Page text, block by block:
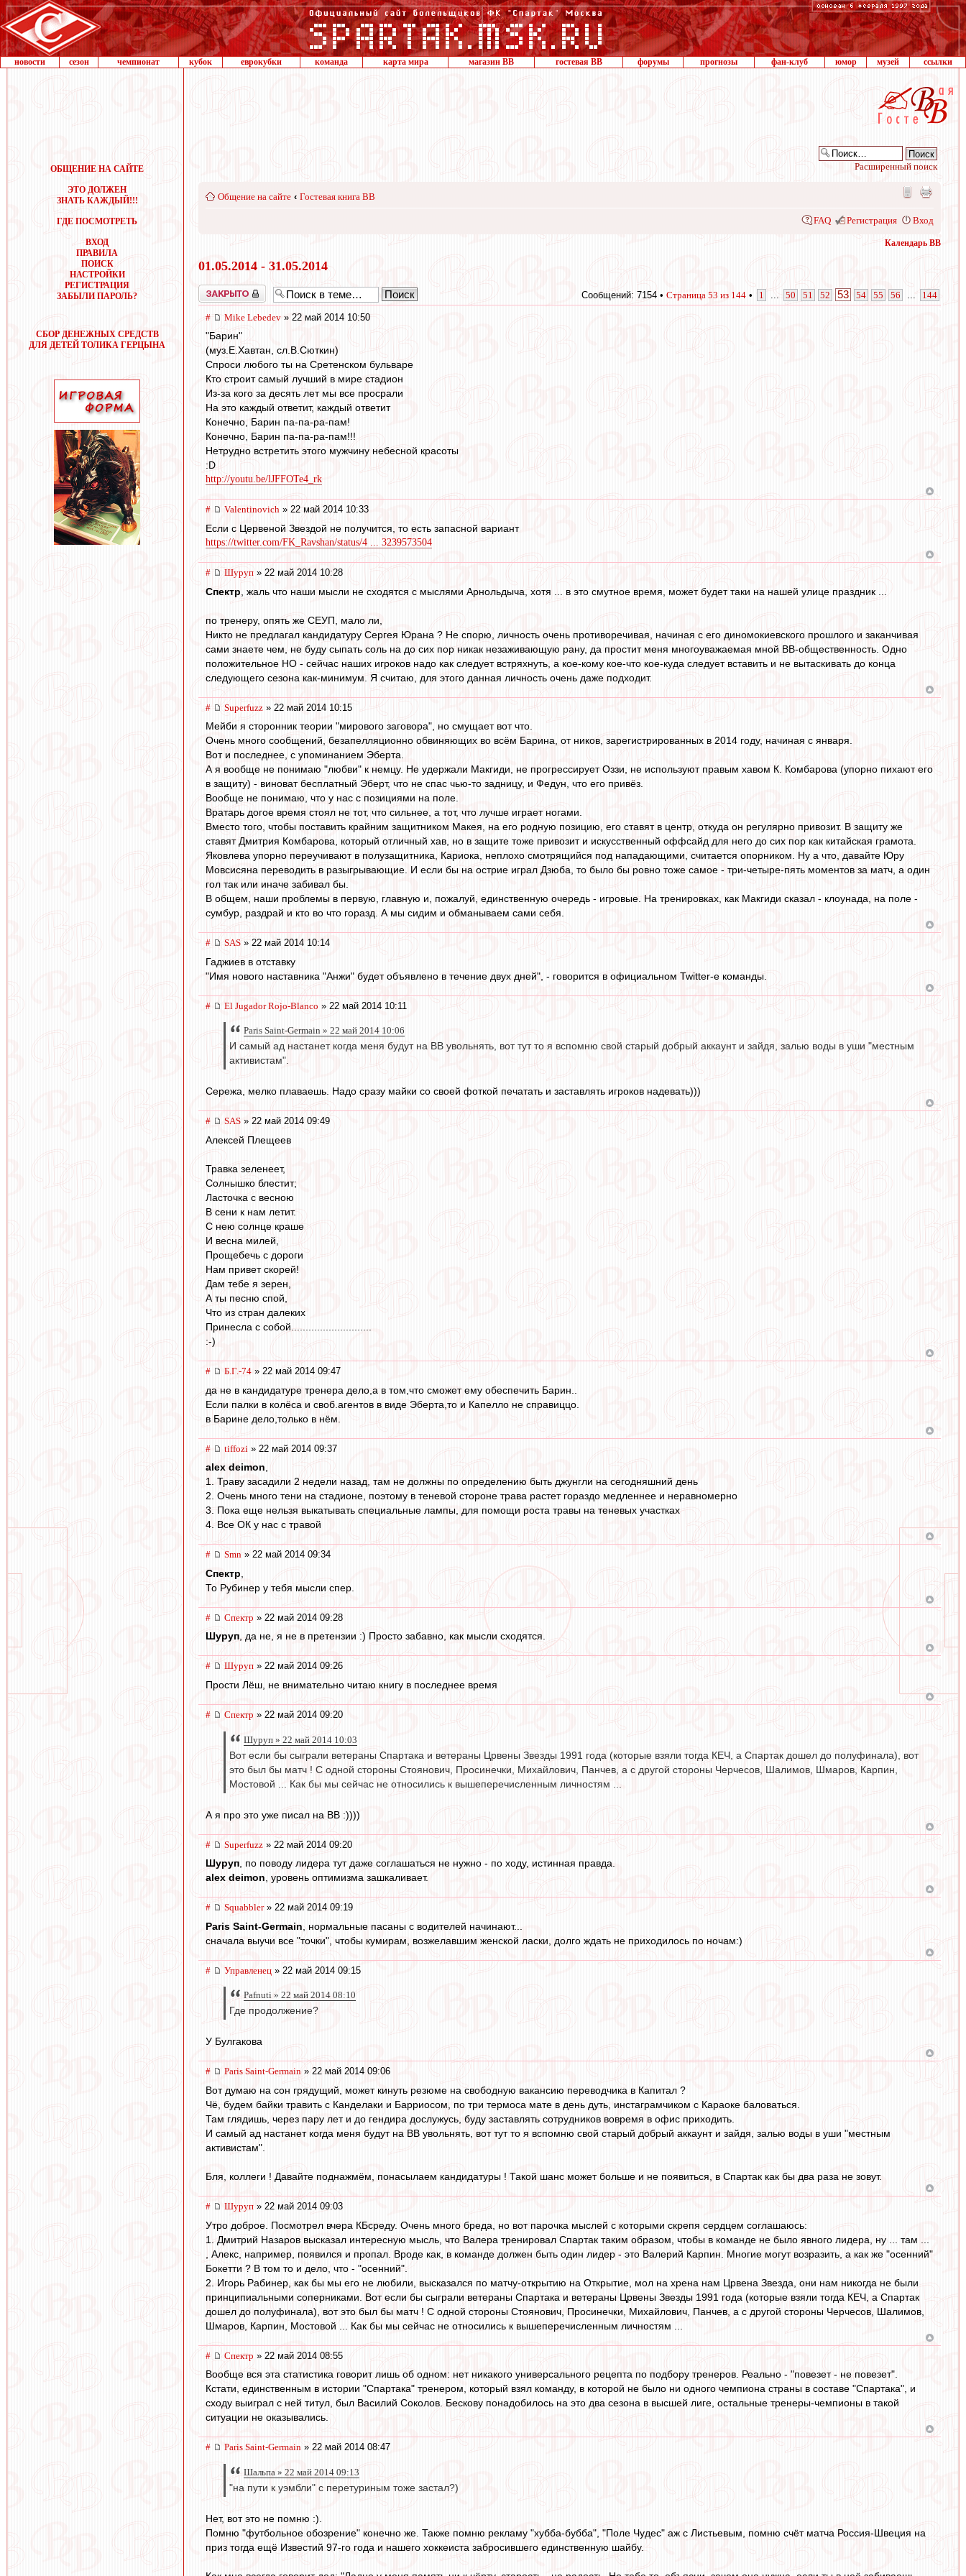
новости сезон чемпионат кубок еврокубки команда карта мира магазин ВВ гостевая ВВ форумы прогнозы фан-клуб юмор музей ссылки
ОБЩЕНИЕ НА САЙТЕ
ЭТО ДОЛЖЕН
ЗНАТЬ КАЖДЫЙ!!!
ГДЕ ПОСМОТРЕТЬ
ВХОД
ПРАВИЛА
ПОИСК
НАСТРОЙКИ
РЕГИСТРАЦИЯ
ЗАБЫЛИ ПАРОЛЬ?
СБОР ДЕНЕЖНЫХ СРЕДСТВ
ДЛЯ ДЕТЕЙ ТОЛИКА ГЕРЦЫНА
Расширенный поиск
Общение на сайте ‹ Гостевая книга ВВ
FAQ Регистрация Вход
Календарь ВВ
01.05.2014 - 31.05.2014
Закрыто Сообщений: 7154 • Страница 53 из 144 • 1 50 51 52 53 54 55 56 144
# Mike Lebedev » 22 май 2014 10:50
"Барин"
(муз.Е.Хавтан, сл.В.Сюткин)
Спроси любого ты на Сретенском бульваре
Кто строит самый лучший в мире стадион
Из-за кого за десять лет мы все просрали
На это каждый ответит, каждый ответит
Конечно, Барин па-па-ра-пам!
Конечно, Барин па-па-ра-пам!!!
Нетрудно встретить этого мужчину небесной красоты
:D
http://youtu.be/lJFFOTe4_rk
# Valentinovich » 22 май 2014 10:33
Если с Цервеной Звездой не получится, то есть запасной вариант
https://twitter.com/FK_Ravshan/status/4 ... 3239573504
# Шуруп » 22 май 2014 10:28
Спектр , жаль что наши мысли не сходятся с мыслями Арнольдыча, хотя ... в это смутное время, может будет таки на нашей улице праздник ...
по тренеру, опять же СЕУП, мало ли,
Никто не предлагал кандидатуру Сергея Юрана ? Не спорю, личность очень противоречивая, начиная с его диномокиевского прошлого и заканчивая
сами знаете чем, не буду сыпать соль на до сих пор никак незаживающую рану, да простит меня многоуважаемая мной ВВ-общественность. Одно
положительное НО - сейчас наших игроков надо как следует встряхнуть, а кое-кому кое-что кое-куда следует вставить и не вытаскивать до конца
следующего сезона как-минимум. Я считаю, для этого данная личность очень даже подходит.
# Superfuzz » 22 май 2014 10:15
Мейби я сторонник теории "мирового заговора", но смущает вот что.
Очень много сообщений, безапелляционно обвиняющих во всём Барина, от ников, зарегистрированных в 2014 году, начиная с января.
Вот и последнее, с упоминанием Эберта.
А я вообще не понимаю "любви" к немцу. Не удержали Макгиди, не прогрессирует Оззи, не используют правым хавом К. Комбарова (упорно пихают его
в защиту) - виноват бесплатный Эберт, что не спас чью-то задницу, и Федун, что его привёз.
Вообще не понимаю, что у нас с позициями на поле.
Вратарь догое время стоял не тот, что сильнее, а тот, что лучше играет ногами.
Вместо того, чтобы поставить крайним защитником Макея, на его родную позицию, его ставят в центр, откуда он регулярно привозит. В защиту же
ставят Дмитрия Комбарова, который отличный хав, но в защите тоже привозит и искусственный оффсайд для него до сих пор как китайская грамота.
Яковлева упорно переучивают в полузащитника, Кариока, неплохо смотрящийся под нападающими, считается опорником. Ну а что, давайте Юру
Мовсисяна переводить в разыгрывающие. И если бы на острие играл Дзюба, то было бы ровно тоже самое - три-четыре-пять моментов за матч, а один
гол так или иначе забивал бы.
В общем, наши проблемы в первую, главную и, пожалуй, единственную очередь - игровые. На тренировках, как Макгиди сказал - клоунада, на поле -
сумбур, раздрай и кто во что горазд. А мы сидим и обманываем сами себя.
# SAS » 22 май 2014 10:14
Гаджиев в отставку
"Имя нового наставника "Анжи" будет объявлено в течение двух дней", - говорится в официальном Twitter-e команды.
# El Jugador Rojo-Blanco » 22 май 2014 10:11
Paris Saint-Germain » 22 май 2014 10:06
И самый ад настанет когда меня будут на ВВ увольнять, вот тут то я вспомню свой старый добрый аккаунт и зайдя, залью воды в уши "местным
активистам".
Сережа, мелко плаваешь. Надо сразу майки со своей фоткой печатать и заставлять игроков надевать)))
# SAS » 22 май 2014 09:49
Алексей Плещеев
Травка зеленеет,
Солнышко блестит;
Ласточка с весною
В сени к нам летит.
С нею солнце краше
И весна милей,
Прощебечь с дороги
Нам привет скорей!
Дам тебе я зерен,
А ты песню спой,
Что из стран далеких
Принесла с собой............................
:-)
# Б.Г.-74 » 22 май 2014 09:47
да не в кандидатуре тренера дело,а в том,что сможет ему обеспечить Барин..
Если палки в колёса и своб.агентов в виде Эберта,то и Капелло не справиццо.
в Барине дело,только в нём.
# tiffozi » 22 май 2014 09:37
alex deimon,
1. Траву засадили 2 недели назад, там не должны по определению быть джунгли на сегодняшний день
2. Очень много тени на стадионе, поэтому в теневой стороне трава растет гораздо медленнее и неравномерно
3. Пока еще нельзя выкатывать специальные лампы, для помощи роста травы на теневых участках
4. Все ОК у нас с травой
# Smn » 22 май 2014 09:34
Спектр
То Рубинер у тебя мысли спер.
# Спектр » 22 май 2014 09:28
Шуруп, да не, я не в претензии :) Просто забавно, как мысли сходятся.
# Шуруп » 22 май 2014 09:26
Прости Лёш, не внимательно читаю книгу в последнее время
# Спектр » 22 май 2014 09:20
Шуруп » 22 май 2014 10:03
Вот если бы сыграли ветераны Спартака и ветераны Црвены Звезды 1991 года (которые взяли тогда КЕЧ, а Спартак дошел до полуфинала), вот
это был бы матч ! С одной стороны Стоянович, Просинечки, Михайлович, Панчев, а с другой стороны Черчесов, Шалимов, Шмаров, Карпин,
Мостовой ... Как бы мы сейчас не относились к вышеперечисленным личностям ...
А я про это уже писал на ВВ :))))
# Superfuzz » 22 май 2014 09:20
Шуруп , по поводу лидера тут даже соглашаться не нужно - по ходу, истинная правда.
alex deimon , уровень оптимизма зашкаливает.
# Squabbler» 22 май 2014 09:19
Paris Saint-Germain , нормальные пасаны с водителей начинают...
сначала выучи все "точки", чтобы кумирам, возжелавшим женской ласки, долго ждать не приходилось по ночам:)
# Управленец » 22 май 2014 09:15
Pafnuti » 22 май 2014 08:10
Где продолжение?
У Булгакова
# Paris Saint-Germain » 22 май 2014 09:06
Вот думаю на сон грядущий, может кинуть резюме на свободную вакансию переводчика в Капитал ?
Чё, будем байки травить с Канделаки и Барриосом, по три термоса мате в день дуть, инстаграмчиком с Караоке баловаться.
Там глядишь, через пару лет и до гендира дослужусь, буду заставлять сотрудников вовремя в офис приходить.
И самый ад настанет когда меня будут на ВВ увольнять, вот тут то я вспомню свой старый добрый аккаунт и зайдя, залью воды в уши "местным
активистам".
Бля, коллеги ! Давайте поднажмём, понасылаем кандидатуры ! Такой шанс может больше и не появиться, в Спартак как бы два раза не зовут.
# Шуруп » 22 май 2014 09:03
Утро доброе. Посмотрел вчера КБсреду. Очень много бреда, но вот парочка мыслей с которыми скрепя сердцем соглашаюсь:
1. Дмитрий Назаров высказал интересную мысль, что Валера тренировал Спартак таким образом, чтобы в команде не было явного лидера, ну ... там ...
, Алекс, например, появился и пропал. Вроде как, в команде должен быть один лидер - это Валерий Карпин. Многие могут возразить, а как же "осенний"
Бокетти ? В том то и дело, что - "осенний".
2. Игорь Рабинер, как бы мы его не любили, высказался по матчу-открытию на Открытие, мол на хрена нам Црвена Звезда, они нам никогда не были
принципиальными соперниками. Вот если бы сыграли ветераны Спартака и ветераны Црвены Звезды 1991 года (которые взяли тогда КЕЧ, а Спартак
дошел до полуфинала), вот это был бы матч ! С одной стороны Стоянович, Просинечки, Михайлович, Панчев, а с другой стороны Черчесов, Шалимов,
Шмаров, Карпин, Мостовой ... Как бы мы сейчас не относились к вышеперечисленным личностям ...
# Спектр » 22 май 2014 08:55
Вообще вся эта статистика говорит лишь об одном: нет никакого универсального рецепта по подбору тренеров. Реально - "повезет - не повезет".
Кстати, единственным в истории "Спартака" тренером, который взял команду, в которой не было ни одного чемпиона страны в составе "Спартака", и
сходу выиграл с ней титул, был Василий Соколов. Бескову понадобилось на это два сезона в высшей лиге, остальные тренеры-чемпионы в такой
ситуации не оказывались.
# Paris Saint-Germain » 22 май 2014 08:47
Шальпа » 22 май 2014 09:13
"на пути к уэмбли" с перетуриным тоже застал?)
Нет, вот это не помню :).
Помню "футбольное обозрение" конечно же. Также помню рекламу "хубба-бубба", "Поле Чудес" аж с Листьевым, помню счёт матча Россия-Швеция на
приз тогда ещё Известий 97-го года и нашего хоккеиста забросившего единственную шайбу.